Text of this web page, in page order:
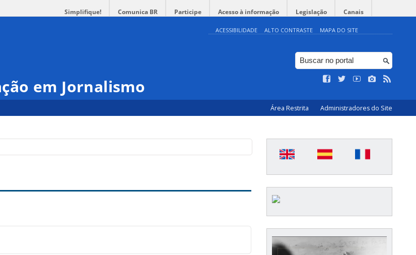
Simplifique! Comunica BR Participe Acesso à informação Legislação Canais
ACESSIBILIDADE ALTO CONTRASTE MAPA DO SITE
em Jornalismo
Área Restrita Administradores do Site